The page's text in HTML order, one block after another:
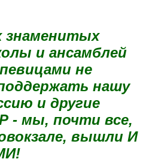
знаменитых
и ансамблей
не
нашу
и другие
- мы, почти все,
вышли И